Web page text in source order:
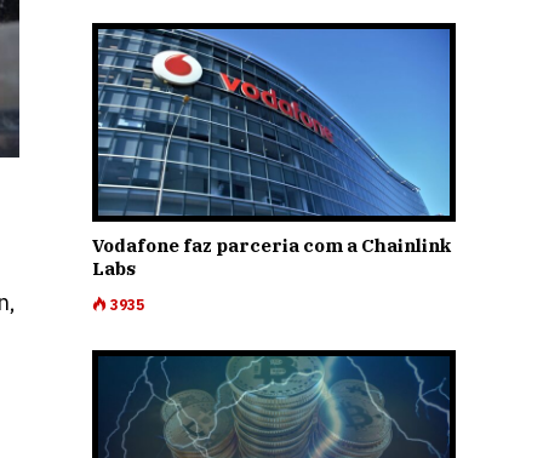
Vodafone faz parceria com a Chainlink
Labs
3935